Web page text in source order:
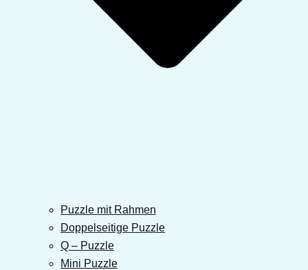
Puzzle mit Rahmen
Doppelseitige Puzzle
Q – Puzzle
Mini Puzzle